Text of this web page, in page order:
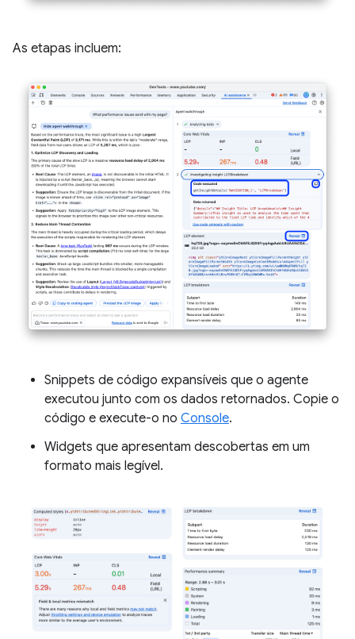
As etapas incluem:
Snippets de código expansíveis que o agente
executou junto com os dados retornados. Copie o
código e execute-o no Console.
Widgets que apresentam descobertas em um
formato mais legível.